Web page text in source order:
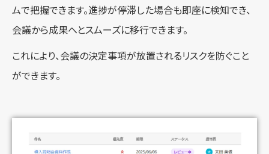
ムで把握できます。進捗が停滞した場合も即座に検知でき、
会議から成果へとスムーズに移行できます。
これにより、会議の決定事項が放置されるリスクを防ぐこと
ができます。